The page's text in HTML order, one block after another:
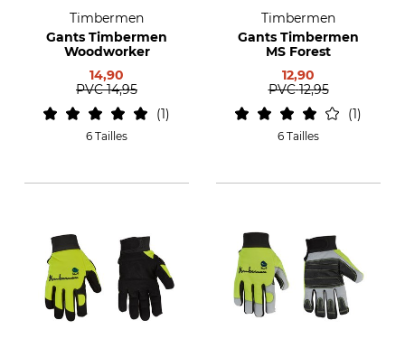
Timbermen
Gants Timbermen
Woodworker
14,90
PVC 14,95
1
6 Tailles
Timbermen
Gants Timbermen
MS Forest
12,90
PVC 12,95
1
6 Tailles